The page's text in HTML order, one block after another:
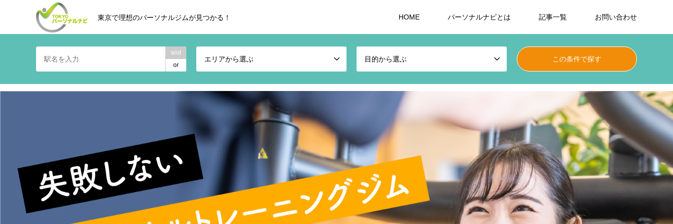
東京で理想のパーソナルジムが見つかる！ HOME パーソナルナビとは 記事一覧 お問い合わせ
and
or
エリアから選ぶ 目的から選ぶ